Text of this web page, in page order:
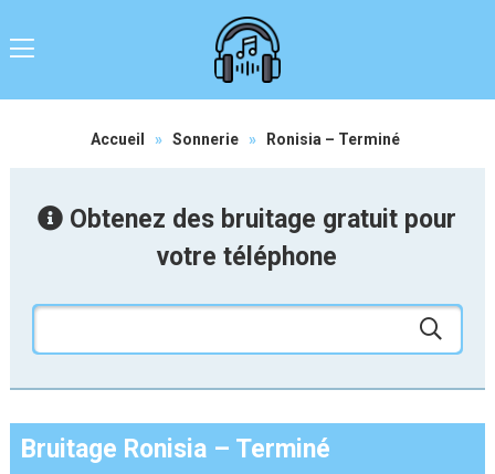
Accueil » Sonnerie » Ronisia – Terminé
Obtenez des bruitage gratuit pour
votre téléphone
Bruitage Ronisia – Terminé